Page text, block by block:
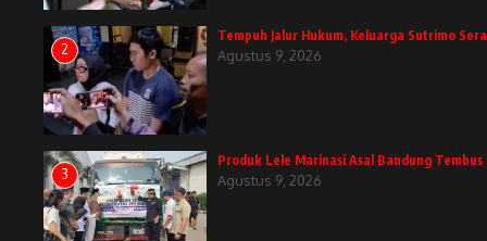
2
Tempuh Jalur Hukum, Keluarga Sutrimo
Agustus 9, 2026
3
Produk Lele Marinasi Asal Bandung
Agustus 9, 2026